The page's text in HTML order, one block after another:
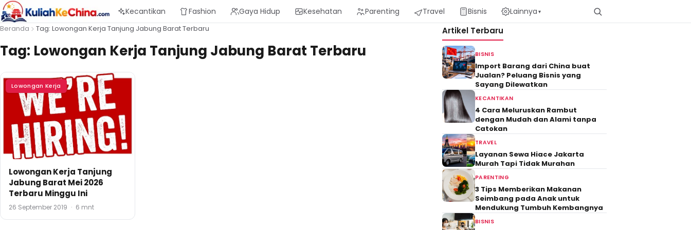
Kecantikan Fashion Gaya Hidup Kesehatan Parenting Travel Bisnis Lainnya ▾
Beranda Tag: Lowongan Kerja Tanjung Jabung Barat Terbaru
Tag: Lowongan Kerja Tanjung Jabung Barat Terbaru
Lowongan Kerja
Lowongan Kerja Tanjung
Jabung Barat Mei 2026
Terbaru Minggu Ini
26 September 2019 · 6 mnt
Artikel Terbaru
BISNIS
Import Barang dari China buat
Jualan? Peluang Bisnis yang
Sayang Dilewatkan
KECANTIKAN
4 Cara Meluruskan Rambut
dengan Mudah dan Alami tanpa
Catokan
TRAVEL
Layanan Sewa Hiace Jakarta
Murah Tapi Tidak Murahan
PARENTING
3 Tips Memberikan Makanan
Seimbang pada Anak untuk
Mendukung Tumbuh Kembangnya
BISNIS